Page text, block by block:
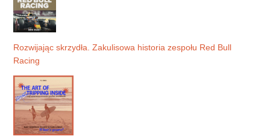
Rozwijając skrzydła. Zakulisowa historia zespołu Red Bull
Racing